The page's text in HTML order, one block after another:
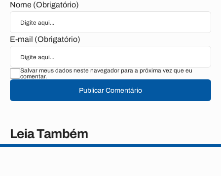
Nome (Obrigatório)
E-mail (Obrigatório)
Salvar meus dados neste navegador para a próxima vez que eu
comentar.
Publicar Comentário
Leia Também